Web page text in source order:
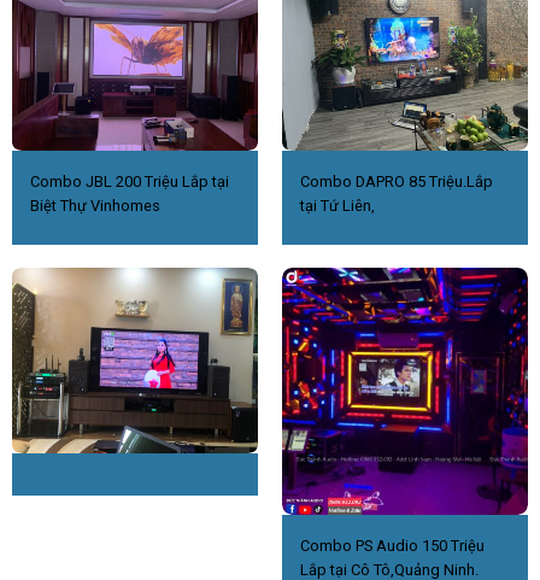
Combo JBL 200 Triệu Lắp tại
Biệt Thự Vinhomes
Combo DAPRO 85 Triệu.Lắp
tại Tứ Liên,
Combo PS Audio 150 Triệu
Lắp tại Cô Tô,Quảng Ninh.